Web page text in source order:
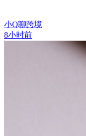
小Q聊跨境
8小时前